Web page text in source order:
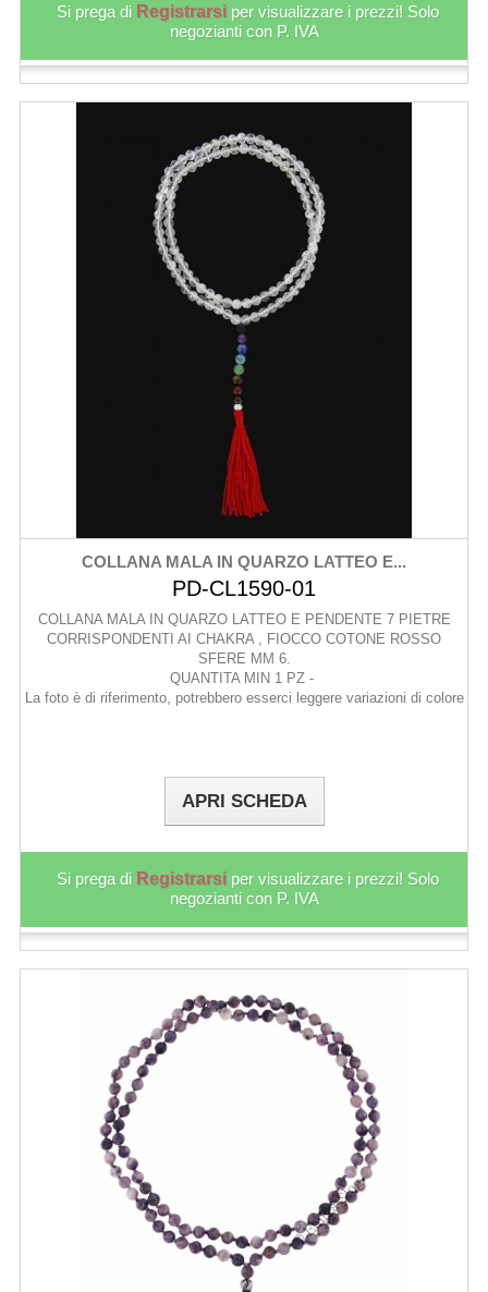
Si prega di Registrarsi per visualizzare i prezzi! Solo
negozianti con P. IVA
COLLANA MALA IN QUARZO LATTEO E...
PD-CL1590-01
COLLANA MALA IN QUARZO LATTEO E PENDENTE 7 PIETRE
CORRISPONDENTI AI CHAKRA , FIOCCO COTONE ROSSO
SFERE MM 6.
QUANTITA MIN 1 PZ -
La foto è di riferimento, potrebbero esserci leggere variazioni di colore
APRI SCHEDA
Si prega di Registrarsi per visualizzare i prezzi! Solo
negozianti con P. IVA